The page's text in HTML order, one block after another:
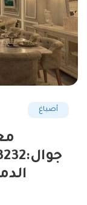
أصباغ